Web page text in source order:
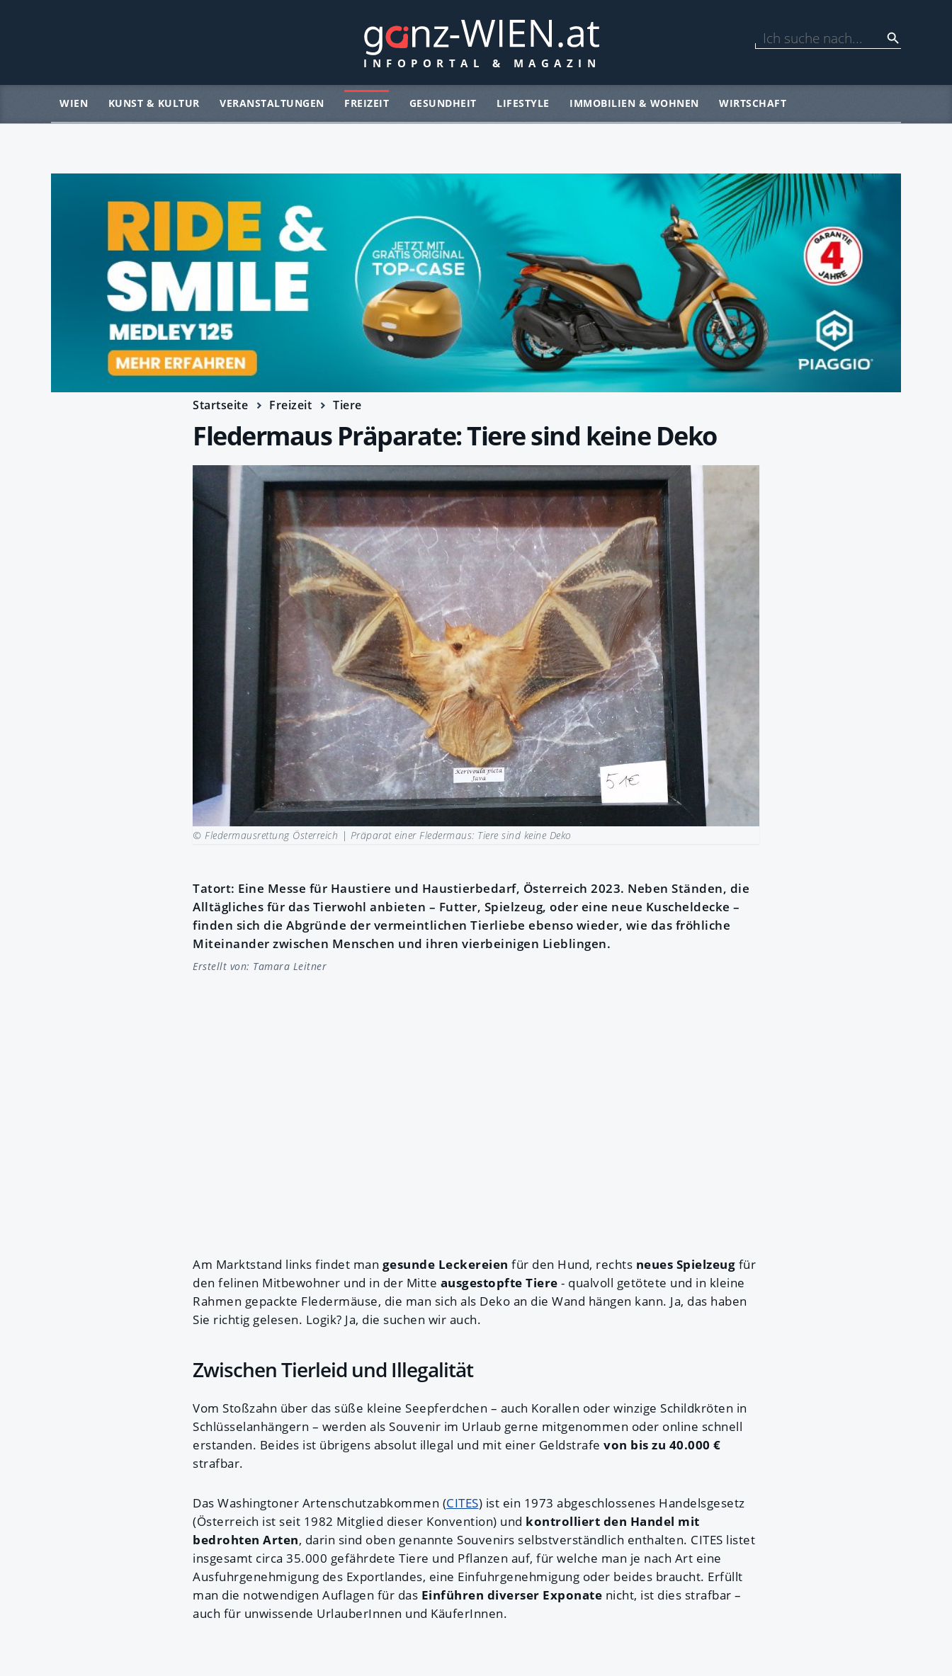
WIEN KUNST & KULTUR VERANSTALTUNGEN FREIZEIT GESUNDHEIT LIFESTYLE IMMOBILIEN & WOHNEN WIRTSCHAFT
Startseite Freizeit Tiere
Fledermaus Präparate: Tiere sind keine Deko
© Fledermausrettung Österreich | Präparat einer Fledermaus: Tiere sind keine Deko
Tatort: Eine Messe für Haustiere und Haustierbedarf, Österreich 2023. Neben Ständen, die
Alltägliches für das Tierwohl anbieten – Futter, Spielzeug, oder eine neue Kuscheldecke –
finden sich die Abgründe der vermeintlichen Tierliebe ebenso wieder, wie das fröhliche
Miteinander zwischen Menschen und ihren vierbeinigen Lieblingen.
Erstellt von: Tamara Leitner
Am Marktstand links findet man gesunde Leckereien für den Hund, rechts neues Spielzeug für
den felinen Mitbewohner und in der Mitte ausgestopfte Tiere - qualvoll getötete und in kleine
Rahmen gepackte Fledermäuse, die man sich als Deko an die Wand hängen kann. Ja, das haben
Sie richtig gelesen. Logik? Ja, die suchen wir auch.
Zwischen Tierleid und Illegalität
Vom Stoßzahn über das süße kleine Seepferdchen – auch Korallen oder winzige Schildkröten in
Schlüsselanhängern – werden als Souvenir im Urlaub gerne mitgenommen oder online schnell
erstanden. Beides ist übrigens absolut illegal und mit einer Geldstrafe von bis zu 40.000 €
strafbar.
Das Washingtoner Artenschutzabkommen (CITES) ist ein 1973 abgeschlossenes Handelsgesetz
(Österreich ist seit 1982 Mitglied dieser Konvention) und kontrolliert den Handel mit
bedrohten Arten, darin sind oben genannte Souvenirs selbstverständlich enthalten. CITES listet
insgesamt circa 35.000 gefährdete Tiere und Pflanzen auf, für welche man je nach Art eine
Ausfuhrgenehmigung des Exportlandes, eine Einfuhrgenehmigung oder beides braucht. Erfüllt
man die notwendigen Auflagen für das Einführen diverser Exponate nicht, ist dies strafbar –
auch für unwissende UrlauberInnen und KäuferInnen.